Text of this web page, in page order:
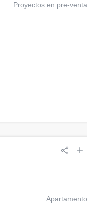
Proyectos en pre-venta
Apartamento